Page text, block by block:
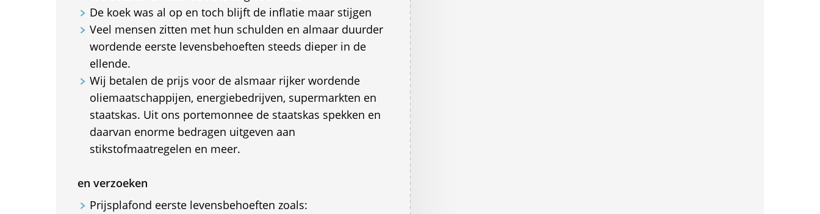
De koek was al op en toch blijft de inflatie maar stijgen
Veel mensen zitten met hun schulden en almaar duurder
wordende eerste levensbehoeften steeds dieper in de
ellende.
Wij betalen de prijs voor de alsmaar rijker wordende
oliemaatschappijen, energiebedrijven, supermarkten en
staatskas. Uit ons portemonnee de staatskas spekken en
daarvan enorme bedragen uitgeven aan
stikstofmaatregelen en meer.
en verzoeken
Prijsplafond eerste levensbehoeften zoals: